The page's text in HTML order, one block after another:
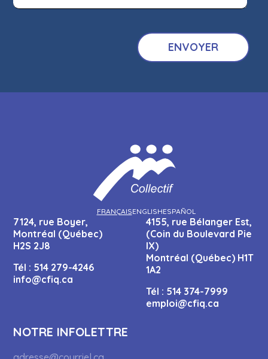
FRANÇAISENGLISHESPAÑOL
7124, rue Boyer,
Montréal (Québec)
H2S 2J8
Tél : 514 279-4246
info@cfiq.ca
4155, rue Bélanger Est,
(Coin du Boulevard Pie
IX)
Montréal (Québec) H1T
1A2
Tél : 514 374-7999
emploi@cfiq.ca
NOTRE INFOLETTRE